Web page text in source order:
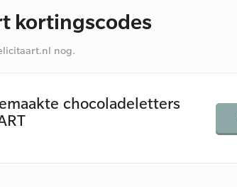
kortingscodes
nog.
chocoladeletters